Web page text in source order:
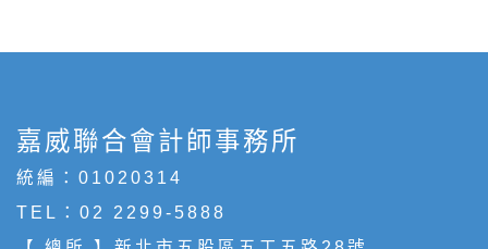
嘉威聯合會計師事務所
統編：01020314
TEL： 02 2299-5888